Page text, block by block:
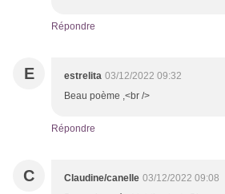
Répondre
E estrelita 03/12/2022 09:32
Beau poème ,<br />
Répondre
C Claudine/canelle 03/12/2022 09:08